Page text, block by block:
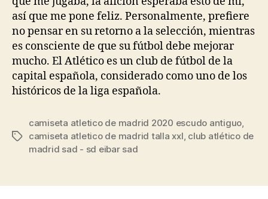
así que me pone feliz. Personalmente, prefiere
no pensar en su retorno a la selección, mientras
es consciente de que su fútbol debe mejorar
mucho. El Atlético es un club de fútbol de la
capital española, considerado como uno de los
históricos de la liga española.
Etiquetas
camiseta atletico de madrid 2020 escudo antiguo
camiseta atletico de madrid talla xxl club atlético de
madrid sad - sd eibar sad